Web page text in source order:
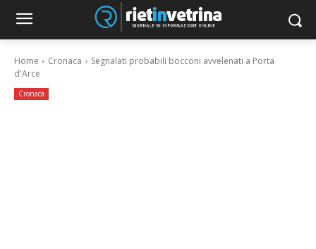
Home Cronaca
Segnalati probabili bocconi avvelenati a Porta
d'Arce
Cronaca